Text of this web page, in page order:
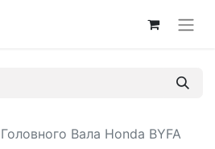
Вала Honda BYFA